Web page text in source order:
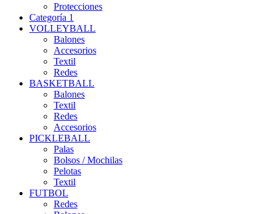
Protecciones
Categoría 1
VOLLEYBALL
Balones
Accesorios
Textil
Redes
BASKETBALL
Balones
Textil
Redes
Accesorios
PICKLEBALL
Palas
Bolsos / Mochilas
Pelotas
Textil
FUTBOL
Redes